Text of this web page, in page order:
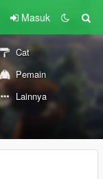
Masuk
Cat
Pemain
Lainnya